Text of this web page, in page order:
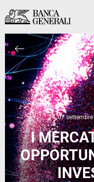
Vai al contenuto principale
Vai al contenuto
07
I